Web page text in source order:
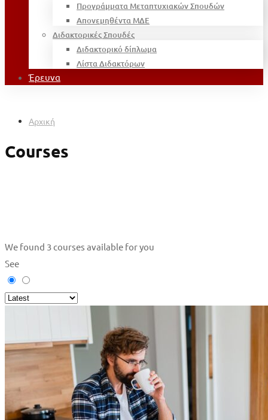
Προγράμματα Μεταπτυχιακών Σπουδών
Απονεμηθέντα ΜΔΕ
Διδακτορικές Σπουδές
Διδακτορικό δίπλωμα
Λίστα Διδακτόρων
Έρευνα
Αρχική
Courses
We found 3courses available for you
See